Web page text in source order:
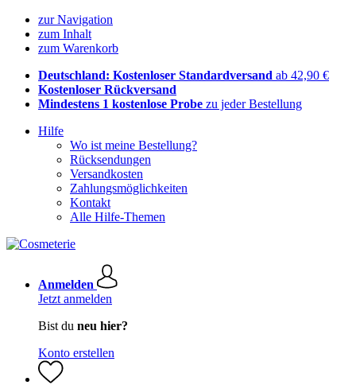
zur Navigation
zum Inhalt
zum Warenkorb
Deutschland: Kostenloser Standardversand ab 42,90 €
Kostenloser Rückversand
Mindestens 1 kostenlose Probe zu jeder Bestellung
Hilfe
Wo ist meine Bestellung?
Rücksendungen
Versandkosten
Zahlungsmöglichkeiten
Kontakt
Alle Hilfe-Themen
Anmelden
Jetzt anmelden
Bist du neu hier?
Konto erstellen